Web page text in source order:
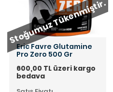
Stoğumuz Tükenmiştir.
Eric Favre Glutamine
Pro Zero 500 Gr
600,00 TL üzeri kargo
bedava